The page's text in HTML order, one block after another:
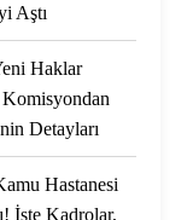
Aştı
Haklar
Detayları
Hastanesi
İşte Kadrolar,